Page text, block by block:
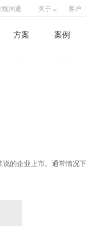
线沟通 关于 客户
方案 案例
的企业上市。通常情况